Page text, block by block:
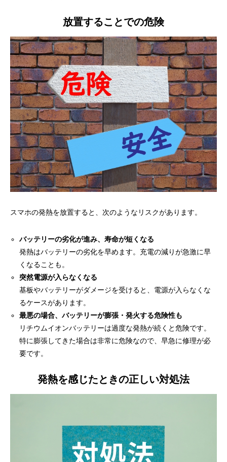
放置することでの危険
スマホの発熱を放置すると、次のようなリスクがあります。
バッテリーの劣化が進み、寿命が短くなる
発熱はバッテリーの劣化を早めます。充電の減りが急激に早
くなることも。
突然電源が入らなくなる
基板やバッテリーがダメージを受けると、電源が入らなくな
るケースがあります。
最悪の場合、バッテリーが膨張・発火する危険性も
リチウムイオンバッテリーは過度な発熱が続くと危険です。
特に膨張してきた場合は非常に危険なので、早急に修理が必
要です。
発熱を感じたときの正しい対処法